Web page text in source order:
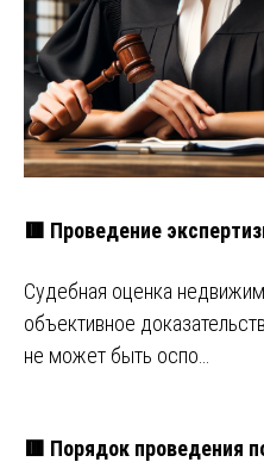
🟥 Проведение
Судебная оценка
объективное
не может быть оспо…
🟥 Порядок проведения